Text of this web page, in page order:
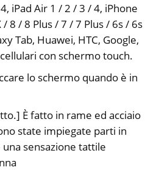
iPad Air 1 / 2 / 3 / 4, iPhone
/ 8 / 8 Plus / 7 / 7 Plus / 6s / 6s
Tab, Huawei, HTC, Google,
con schermo touch.
lo schermo quando è in
È fatto in rame ed acciaio
state impiegate parti in
sensazione tattile